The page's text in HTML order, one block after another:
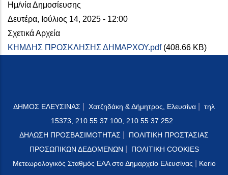
Ημ/νία Δημοσίευσης
Δευτέρα, Ιούλιος 14, 2025 - 12:00
Σχετικά Αρχεία
ΚΗΜΔΗΣ ΠΡΟΣΚΛΗΣΗΣ ΔΗΜΑΡΧΟΥ.pdf (408.66 KB)
ΔΗΜΟΣ ΕΛΕΥΣΙΝΑΣ Χατζηδάκη & Δήμητρος, Ελευσίνα
τηλ
15373, 210 55 37 100, 210 55 37 252
ΔΗΛΩΣΗ ΠΡΟΣΒΑΣΙΜΟΤΗΤΑΣ
ΠΟΛΙΤΙΚΗ ΠΡΟΣΤΑΣΙΑΣ
ΠΡΟΣΩΠΙΚΩΝ ΔΕΔΟΜΕΝΩΝ
ΠΟΛΙΤΙΚΗ COOKIES
Μετεωρολογικός Σταθμός ΕΑΑ στο Δημαρχείο Ελευσίνας
Kerio